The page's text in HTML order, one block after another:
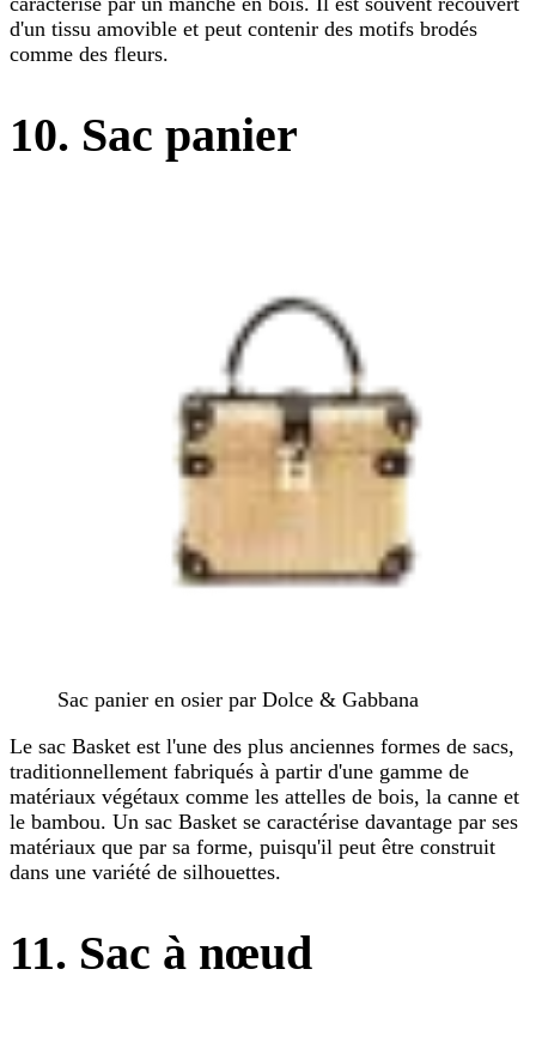
d'un tissu amovible et peut contenir des motifs brodés
comme des fleurs.
10. Sac panier
Sac panier en osier par Dolce & Gabbana
Le sac Basket est l'une des plus anciennes formes de sacs,
traditionnellement fabriqués à partir d'une gamme de
matériaux végétaux comme les attelles de bois, la canne et
le bambou. Un sac Basket se caractérise davantage par ses
matériaux que par sa forme, puisqu'il peut être construit
dans une variété de silhouettes.
11. Sac à nœud